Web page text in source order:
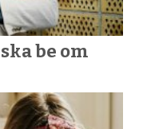
be om